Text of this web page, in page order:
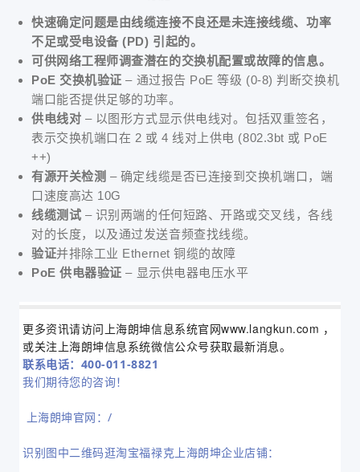
快速确定问题是由线缆连接不良还是未连接线缆、功率
不足或受电设备 (PD) 引起的。
可供网络工程师调查潜在的交换机配置或故障的信息。
PoE 交换机验证 – 通过报告 PoE 等级 (0-8) 判断交换机
端口能否提供足够的功率。
供电线对 – 以图形方式显示供电线对。包括双重签名，
表示交换机端口在 2 或 4 线对上供电 (802.3bt 或 PoE
++)
有源开关检测 – 确定线缆是否已连接到交换机端口，端
口速度高达 10G
线缆测试 – 识别两端的任何短路、开路或交叉线，各线
对的长度，以及通过发送音频查找线缆。
验证并排除工业 Ethernet 铜缆的故障
PoE 供电器验证 – 显示供电器电压水平
更多资讯请访问上海朗坤信息系统官网www.langkun.com ，
或关注上海朗坤信息系统微信公众号获取最新消息。
联系电话：400-011-8821
我们期待您的咨询！
上海朗坤官网：/
识别图中二维码逛淘宝福禄克上海朗坤企业店铺：